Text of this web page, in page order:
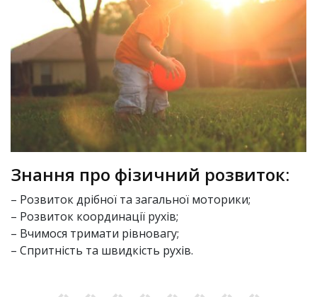
Знання про фізичний розвиток:
– Розвиток дрібної та загальної моторики;
– Розвиток координації рухів;
– Вчимося тримати рівновагу;
– Спритність та швидкість рухів.